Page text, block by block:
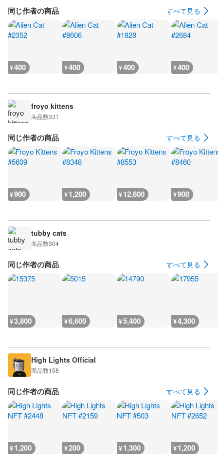
同じ作者の商品 すべて見る
¥400 ¥400 ¥400 ¥400
froyo kittens
商品数331
同じ作者の商品 すべて見る
¥900 ¥1,200 ¥12,600 ¥900
tubby cats
商品数304
同じ作者の商品 すべて見る
¥3,800 ¥6,600 ¥5,400 ¥4,300
High Lights Official
商品数158
同じ作者の商品 すべて見る
¥1,200 ¥200 ¥1,300 ¥1,200